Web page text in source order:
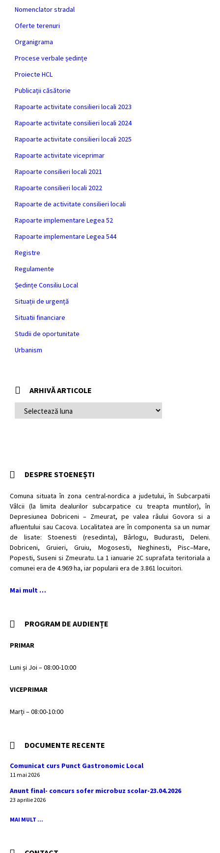
Nomenclator stradal
Oferte terenuri
Organigrama
Procese verbale ședințe
Proiecte HCL
Publicații căsătorie
Rapoarte activitate consilieri locali 2023
Rapoarte activitate consilieri locali 2024
Rapoarte activitate consilieri locali 2025
Rapoarte activitate viceprimar
Rapoarte consilieri locali 2021
Rapoarte consilieri locali 2022
Rapoarte de activitate consilieri locali
Rapoarte implementare Legea 52
Rapoarte implementare Legea 544
Registre
Regulamente
Ședințe Consiliu Local
Situații de urgență
Situatii financiare
Studii de oportunitate
Urbanism
ARHIVĂ ARTICOLE
ARTICOLE
DESPRE STOENEȘTI
Comuna situata în zona central-nordica a judetului, în Subcarpatii
Vâlcii (la limita dealurilor subcarpatice cu treapta muntilor), în
Depresiunea Dobriceni – Zmeurat, pe valea râului Govora si a
afluentului sau Cacova. Localitatea are în componenta sa un numar
de lisate: Stoenesti (resedinta), Bârlogu, Budurasti, Deleni.
Dobriceni, Gruieri, Gruiu, Mogosesti, Neghinesti, Pisc–Mare,
Popesti, Suseni si Zmeuratu. La 1 ianuarie 2C suprafata teritoriala a
comunei era de 4.969 ha, iar popularii era de 3.861 locuitori.
Mai mult …
PROGRAM DE AUDIENȚE
PRIMAR
Luni și Joi – 08:00-10:00
VICEPRIMAR
Marți – 08:00-10:00
DOCUMENTE RECENTE
Comunicat curs Punct Gastronomic Local
11 mai 2026
Anunt final- concurs sofer microbuz scolar-23.04.2026
23 aprilie 2026
MAI MULT ...